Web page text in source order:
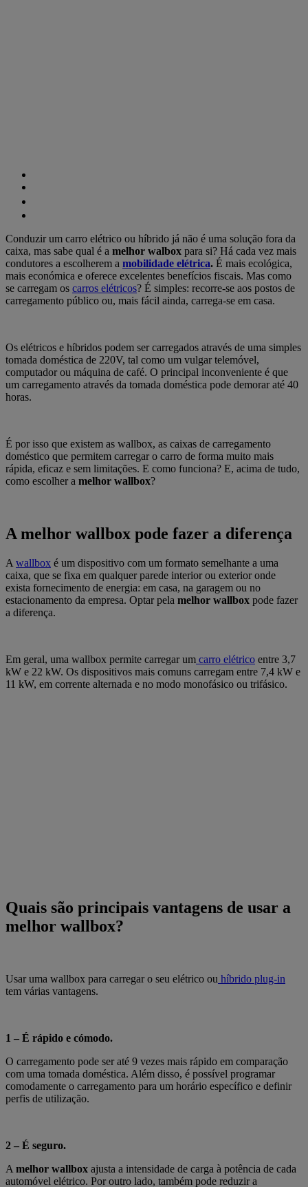
Conduzir um carro elétrico ou híbrido já não é uma solução fora da
caixa, mas sabe qual é a melhor walbox para si? Há cada vez mais
condutores a escolherem a mobilidade elétrica. É mais ecológica,
mais económica e oferece excelentes benefícios fiscais. Mas como
se carregam os carros elétricos? É simples: recorre-se aos postos de
carregamento público ou, mais fácil ainda, carrega-se em casa.
Os elétricos e híbridos podem ser carregados através de uma simples
tomada doméstica de 220V, tal como um vulgar telemóvel,
computador ou máquina de café. O principal inconveniente é que
um carregamento através da tomada doméstica pode demorar até 40
horas.
É por isso que existem as wallbox, as caixas de carregamento
doméstico que permitem carregar o carro de forma muito mais
rápida, eficaz e sem limitações. E como funciona? E, acima de tudo,
como escolher a melhor wallbox?
A melhor wallbox pode fazer a diferença
A wallbox é um dispositivo com um formato semelhante a uma
caixa, que se fixa em qualquer parede interior ou exterior onde
exista fornecimento de energia: em casa, na garagem ou no
estacionamento da empresa. Optar pela melhor wallbox pode fazer
a diferença.
Em geral, uma wallbox permite carregar um carro elétrico entre 3,7
kW e 22 kW. Os dispositivos mais comuns carregam entre 7,4 kW e
11 kW, em corrente alternada e no modo monofásico ou trifásico.
Quais são principais vantagens de usar a
melhor wallbox?
Usar uma wallbox para carregar o seu elétrico ou híbrido plug-in
tem várias vantagens.
1 – É rápido e cómodo.
O carregamento pode ser até 9 vezes mais rápido em comparação
com uma tomada doméstica. Além disso, é possível programar
comodamente o carregamento para um horário específico e definir
perfis de utilização.
2 – É seguro.
A melhor wallbox ajusta a intensidade de carga à potência de cada
automóvel elétrico. Por outro lado, também pode reduzir a